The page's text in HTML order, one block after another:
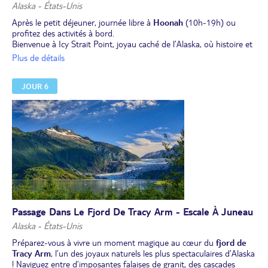
Alaska - États-Unis
Après le petit déjeuner, journée libre à Hoonah (10h-19h) ou
profitez des activités à bord.
Bienvenue à Icy Strait Point, joyau caché de l’Alaska, où histoire et
nature se rencontrent ! Explorez Hoonah, le plus grand village
traditions ancestrales et d’hospitalité chaleureuse. Hoonah est une
communauté de pêche animée et une ancienne ville forestière.
Ou
Participation aux excursions optionnelles qui vous seront
proposées sur le navire.
Exemples : "l'excursion en forêt au sommet de la montagne" ou
"Hoonah visites touristiques & connexions tribales". Retrouvez ces
excursions sur https://www.msccroisieres.fr/nos-
croisieres/excursions.
Dîner et nuit à bord.
Plus de détails
JOUR 6
Passage Dans Le Fjord De Tracy Arm - Escale À Juneau
Alaska - États-Unis
Préparez-vous à vivre un moment magique au cœur du fjord de
Tracy Arm, l’un des joyaux naturels les plus spectaculaires d’Alaska
! Naviguez entre d’imposantes falaises de granit, des cascades